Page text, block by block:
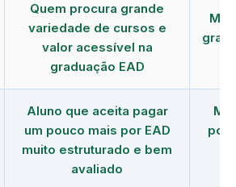
Quem procura grande
variedade de cursos e
valor acessível na
graduação EAD
Aluno que aceita pagar
um pouco mais por EAD
muito estruturado e bem
avaliado